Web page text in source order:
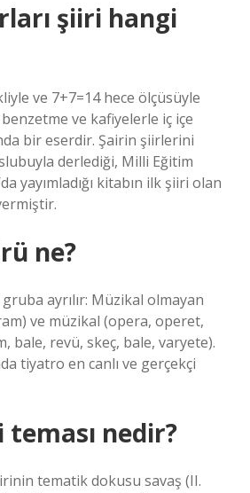
şiiri hangi
ve 7+7=14 hece ölçüsüyle
benzetme ve kafiyelerle iç içe
bir eserdir. Şairin şiirlerini
derlediği, Milli Eğitim
yayımladığı kitabın ilk şiiri olan
ne?
ayrılır: Müzikal olmayan
ve müzikal (opera, operet,
bale, revü, skeç, bale, varyete).
tiyatro en canlı ve gerçekçi
nedir?
tematik dokusu savaş (II.